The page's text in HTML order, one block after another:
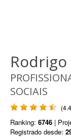
Rodrigo
SOCIAIS
Ranking: 6746 |
Registrado desde: